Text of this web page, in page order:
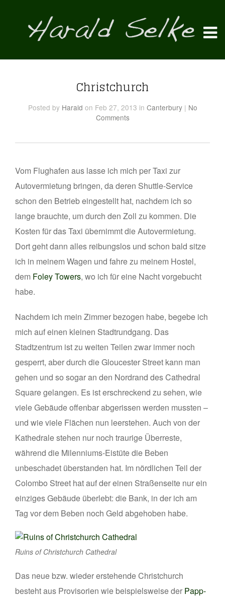
Christchurch
Posted by Harald on Feb 27, 2013 in Canterbury | No
Comments
Vom Flughafen aus lasse ich mich per Taxi zur
Autovermietung bringen, da deren Shuttle-Service
schon den Betrieb eingestellt hat, nachdem ich so
lange brauchte, um durch den Zoll zu kommen. Die
Kosten für das Taxi übernimmt die Autovermietung.
Dort geht dann alles reibungslos und schon bald sitze
ich in meinem Wagen und fahre zu meinem Hostel,
dem Foley Towers, wo ich für eine Nacht vorgebucht
habe.
Nachdem ich mein Zimmer bezogen habe, begebe ich
mich auf einen kleinen Stadtrundgang. Das
Stadtzentrum ist zu weiten Teilen zwar immer noch
gesperrt, aber durch die Gloucester Street kann man
gehen und so sogar an den Nordrand des Cathedral
Square gelangen. Es ist erschreckend zu sehen, wie
viele Gebäude offenbar abgerissen werden mussten –
und wie viele Flächen nun leerstehen. Auch von der
Kathedrale stehen nur noch traurige Überreste,
während die Milenniums-Eistüte die Beben
unbeschadet überstanden hat. Im nördlichen Teil der
Colombo Street hat auf der einen Straßenseite nur ein
einziges Gebäude überlebt: die Bank, in der ich am
Tag vor dem Beben noch Geld abgehoben habe.
Ruins of Christchurch Cathedral
Das neue bzw. wieder erstehende Christchurch
besteht aus Provisorien wie beispielsweise der Papp-